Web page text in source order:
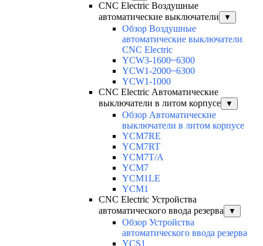
CNC Electric Воздушные
автоматические выключатели
▼
Обзор Воздушные
автоматические выключатели
CNC Electric
YCW3-1600~6300
YCW1-2000~6300
YCW1-1000
CNC Electric Автоматические
выключатели в литом корпусе
▼
Обзор Автоматические
выключатели в литом корпусе
YCM7RE
YCM7RT
YCM7T/A
YCM7
YCM1LE
YCM1
CNC Electric Устройства
автоматического ввода резерва
▼
Обзор Устройства
автоматического ввода резерва
YCS1